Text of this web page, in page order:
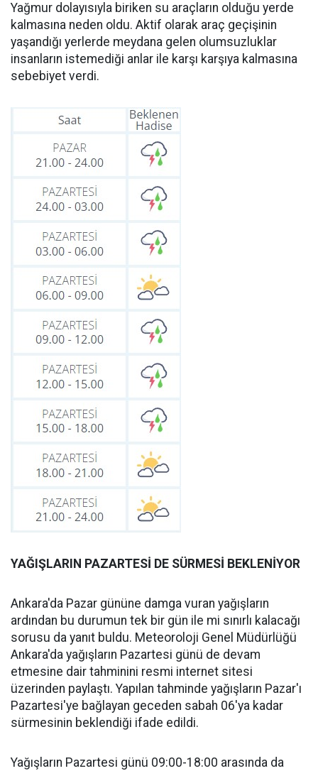
Yağmur dolayısıyla biriken su araçların olduğu yerde
kalmasına neden oldu. Aktif olarak araç geçişinin
yaşandığı yerlerde meydana gelen olumsuzluklar
insanların istemediği anlar ile karşı karşıya kalmasına
sebebiyet verdi.
YAĞIŞLARIN PAZARTESİ DE SÜRMESİ BEKLENİYOR
Ankara'da Pazar gününe damga vuran yağışların
ardından bu durumun tek bir gün ile mi sınırlı kalacağı
sorusu da yanıt buldu. Meteoroloji Genel Müdürlüğü
Ankara'da yağışların Pazartesi günü de devam
etmesine dair tahminini resmi internet sitesi
üzerinden paylaştı. Yapılan tahminde yağışların Pazar'ı
Pazartesi'ye bağlayan geceden sabah 06'ya kadar
sürmesinin beklendiği ifade edildi.
Yağışların Pazartesi günü 09:00-18:00 arasında da